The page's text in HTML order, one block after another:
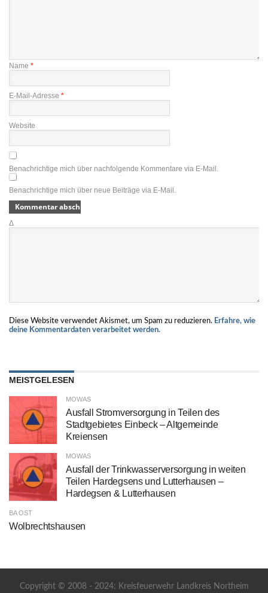
Name *
E-Mail-Adresse *
Website
Benachrichtige mich über nachfolgende Kommentare via E-Mail.
Benachrichtige mich über neue Beiträge via E-Mail.
Δ
Diese Website verwendet Akismet, um Spam zu reduzieren. Erfahre, wie
deine Kommentardaten verarbeitet werden.
MEISTGELESEN
MOWAS
Ausfall Stromversorgung in Teilen des
Stadtgebietes Einbeck – Altgemeinde
Kreiensen
MOWAS
Ausfall der Trinkwasserversorgung in weiten
Teilen Hardegsens und Lutterhausen –
Hardegsen & Lutterhausen
BA OST
Wolbrechtshausen
Copyright © 2008 - 2024: Kreisfeuerwehr Landkreis Northeim